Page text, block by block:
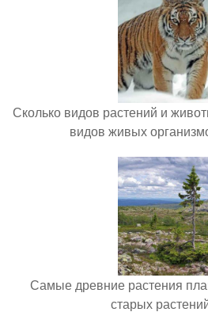
Сколько видов растений и
видов живых
Самые древние растения
старых